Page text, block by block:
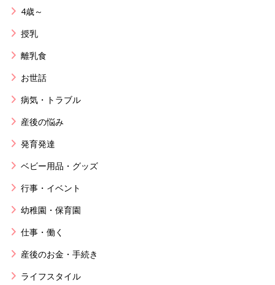
4歳～
授乳
離乳食
お世話
病気・トラブル
産後の悩み
発育発達
ベビー用品・グッズ
行事・イベント
幼稚園・保育園
仕事・働く
産後のお金・手続き
ライフスタイル